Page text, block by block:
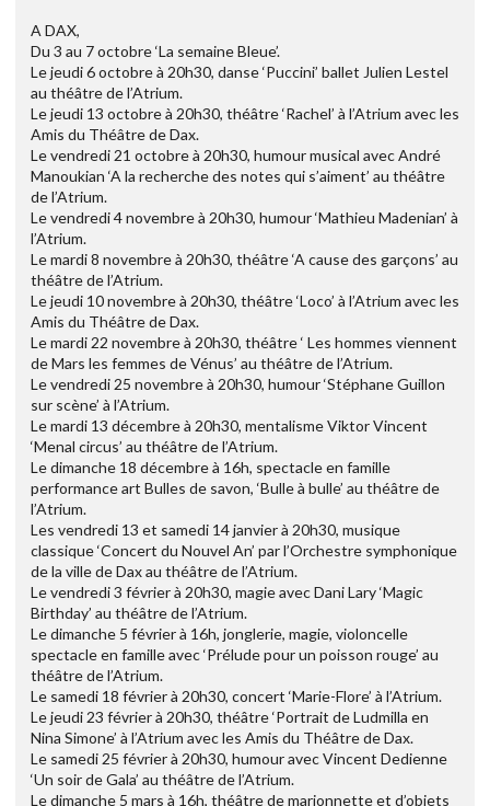
A DAX,
Du 3 au 7 octobre ‘La semaine Bleue’.
Le jeudi 6 octobre à 20h30, danse ‘Puccini’ ballet Julien Lestel
au théâtre de l’Atrium.
Le jeudi 13 octobre à 20h30, théâtre ‘Rachel’ à l’Atrium avec les
Amis du Théâtre de Dax.
Le vendredi 21 octobre à 20h30, humour musical avec André
Manoukian ‘A la recherche des notes qui s’aiment’ au théâtre
de l’Atrium.
Le vendredi 4 novembre à 20h30, humour ‘Mathieu Madenian’ à
l’Atrium.
Le mardi 8 novembre à 20h30, théâtre ‘A cause des garçons’ au
théâtre de l’Atrium.
Le jeudi 10 novembre à 20h30, théâtre ‘Loco’ à l’Atrium avec les
Amis du Théâtre de Dax.
Le mardi 22 novembre à 20h30, théâtre ‘ Les hommes viennent
de Mars les femmes de Vénus’ au théâtre de l’Atrium.
Le vendredi 25 novembre à 20h30, humour ‘Stéphane Guillon
sur scène’ à l’Atrium.
Le mardi 13 décembre à 20h30, mentalisme Viktor Vincent
‘Menal circus’ au théâtre de l’Atrium.
Le dimanche 18 décembre à 16h, spectacle en famille
performance art Bulles de savon, ‘Bulle à bulle’ au théâtre de
l’Atrium.
Les vendredi 13 et samedi 14 janvier à 20h30, musique
classique ‘Concert du Nouvel An’ par l’Orchestre symphonique
de la ville de Dax au théâtre de l’Atrium.
Le vendredi 3 février à 20h30, magie avec Dani Lary ‘Magic
Birthday’ au théâtre de l’Atrium.
Le dimanche 5 février à 16h, jonglerie, magie, violoncelle
spectacle en famille avec ‘Prélude pour un poisson rouge’ au
théâtre de l’Atrium.
Le samedi 18 février à 20h30, concert ‘Marie-Flore’ à l’Atrium.
Le jeudi 23 février à 20h30, théâtre ‘Portrait de Ludmilla en
Nina Simone’ à l’Atrium avec les Amis du Théâtre de Dax.
Le samedi 25 février à 20h30, humour avec Vincent Dedienne
‘Un soir de Gala’ au théâtre de l’Atrium.
Le dimanche 5 mars à 16h, théâtre de marionnette et d’objets